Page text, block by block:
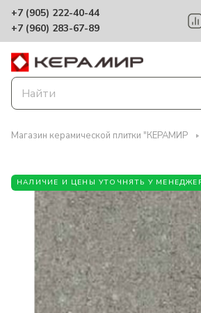
+7 (905) 222-40-44
+7 (960) 283-67-89
Магазин керамической плитки "КЕРАМИР
НАЛИЧИЕ И ЦЕНЫ УТОЧНЯТЬ У